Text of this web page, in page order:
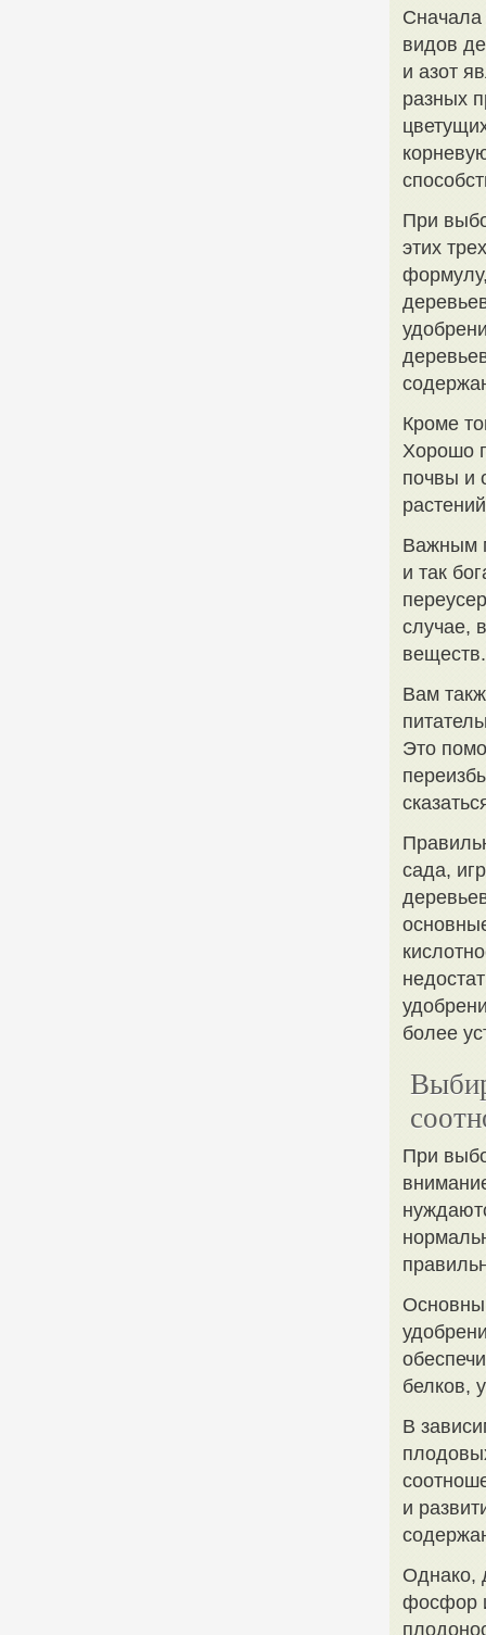
Сначала
видов
и азот
разных
При
этих
Кроме
Хорошо
почвы и
Важным
и так
случае,
веществ.
Вам
Это
сада,
более
При
белков,
В
и
Однако,
фосфор